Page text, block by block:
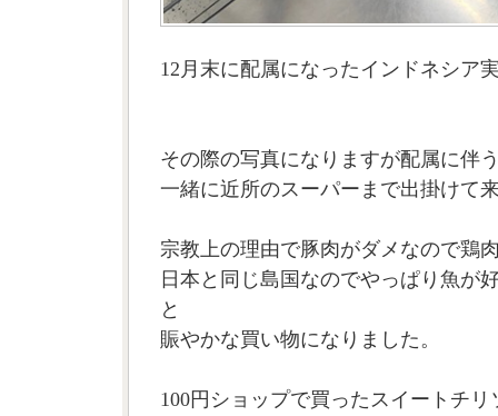
12月末に配属になったインドネシア
その際の写真になりますが配属に伴
一緒に近所のスーパーまで出掛けて
宗教上の理由で豚肉がダメなので鶏
日本と同じ島国なのでやっぱり魚が
と
賑やかな買い物になりました。
100円ショップで買ったスイートチリ